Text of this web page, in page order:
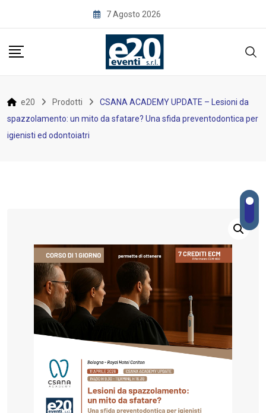
7 Agosto 2026
e20 Prodotti
CSANA ACADEMY UPDATE – Lesioni da
spazzolamento: un mito da sfatare? Una sfida preventodontica per
igienisti ed odontoiatri